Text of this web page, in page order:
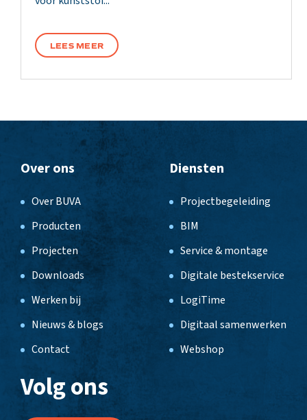
LEES MEER
Over ons
Over BUVA
Producten
Projecten
Downloads
Werken bij
Nieuws & blogs
Contact
Diensten
Projectbegeleiding
BIM
Service & montage
Digitale bestekservice
LogiTime
Digitaal samenwerken
Webshop
Volg ons